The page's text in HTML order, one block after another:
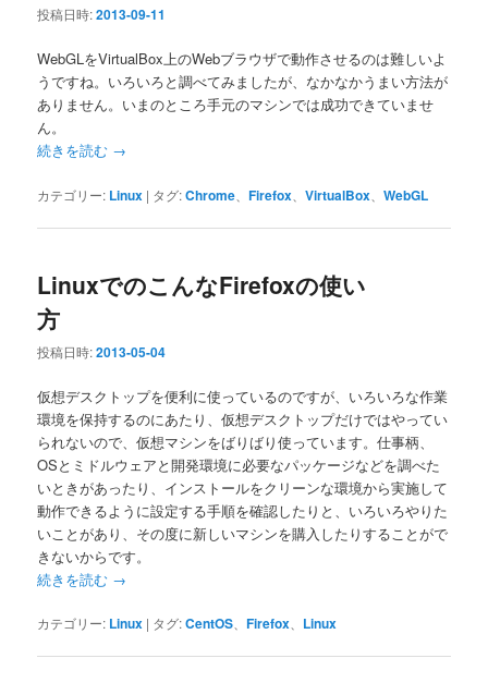
投稿日時:2013-09-11
WebGLをVirtualBox上のWebブラウザで動作させるのは難しいよ
うですね。いろいろと調べてみましたが、なかなかうまい方法が
ありません。いまのところ手元のマシンでは成功できていませ
ん。
続きを読む →
カテゴリー: Linux | タグ:Chrome 、Firefox 、VirtualBox 、WebGL
LinuxでのこんなFirefoxの使い
方
投稿日時:2013-05-04
仮想デスクトップを便利に使っているのですが、いろいろな作業
環境を保持するのにあたり、仮想デスクトップだけではやってい
られないので、仮想マシンをばりばり使っています。仕事柄、
OSとミドルウェアと開発環境に必要なパッケージなどを調べた
いときがあったり、インストールをクリーンな環境から実施して
動作できるように設定する手順を確認したりと、いろいろやりた
いことがあり、その度に新しいマシンを購入したりすることがで
きないからです。
続きを読む →
カテゴリー: Linux | タグ:CentOS 、Firefox Linux